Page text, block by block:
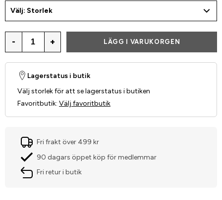
Välj: Storlek
- + LÄGG I VARUKORGEN
Lagerstatus i butik
Välj storlek för att se lagerstatus i butiken
Favoritbutik: Välj favoritbutik
Fri frakt över 499 kr
90 dagars öppet köp för medlemmar
Fri retur i butik